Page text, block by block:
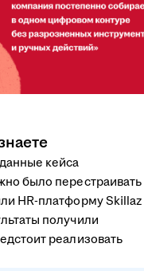
кейса
было
HR-платформу Skillaz
получили
реализовать